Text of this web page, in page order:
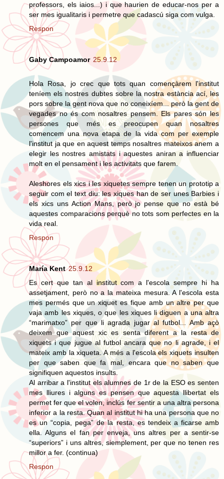
professors, els iaios...) i que haurien de educar-nos per a
ser mes igualitaris i permetre que cadascú siga com vulga.
Respon
Gaby Campoamor 25.9.12
Hola Rosa, jo crec que tots quan començàrem l'institut
teníem els nostres dubtes sobre la nostra estància ací, les
pors sobre la gent nova que no coneixíem... però la gent de
vegades no és com nosaltres pensem. Els pares són les
persones que més es preocupen quan nosaltres
comencem una nova etapa de la vida com per exemple
l'institut ja que en aquest temps nosaltres mateixos anem a
elegir les nostres amistats i aquestes aniran a influenciar
molt en el pensament i les activitats que farem.
Aleshores els xics i les xiquetes sempre tenen un prototip a
seguir com el text diu: les xiques han de ser unes Barbies i
els xics uns Action Mans, però jo pense que no està bé
aquestes comparacions perquè no tots som perfectes en la
vida real.
Respon
María Kent 25.9.12
Es cert que tan al institut com a l'escola sempre hi ha
assetjament, però no a la mateixa mesura. A l'escola esta
mes permés que un xiquet es fique amb un altre per que
vaja amb les xiques, o que les xiques li diguen a una altra
“marimatxo” per que li agrada jugar al futbol... Amb açò
deixem que aquest xic es senta diferent a la resta de
xiquets i que jugue al futbol ancara que no li agrade, i el
mateix amb la xiqueta. A més a l'escola els xiquets insulten
per que saben que fa mal, encara que no saben que
signifiquen aquestos insults.
Al arribar a l'institut els alumnes de 1r de la ESO es senten
mes lliures i alguns es pensen que aquesta llibertat els
permet fer que el volen, inclús fer sentir a una altra persona
inferior a la resta. Quan al institut hi ha una persona que no
es un “copia, pega” de la resta, es tendeix a ficarse amb
ella. Alguns el fan per enveja, uns altres per a sentir-se
“superiors” i uns altres, siemplement, per que no tenen res
millor a fer. (continua)
Respon